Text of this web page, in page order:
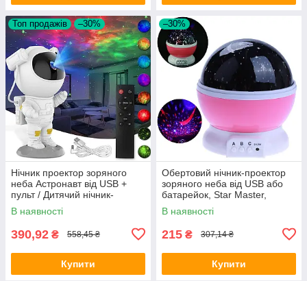
Топ продажів –30%
Нічник проектор зоряного
неба Астронавт від USB +
пульт / Дитячий нічник-
світильник / Нічник зоряне
небо
В наявності
390,92 ₴ 558,45 ₴
Купити
–30%
Обертовий нічник-проектор
зоряного неба від USB або
батарейок, Star Master,
Рожевий / Лазерний проектор
нічник
В наявності
215 ₴ 307,14 ₴
Купити